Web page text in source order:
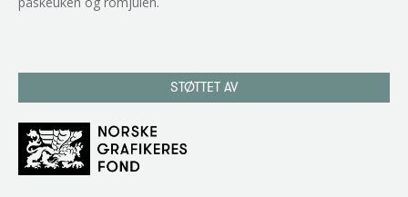
STØTTET AV